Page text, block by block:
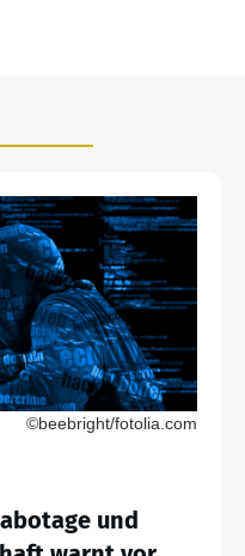
©beebright/fotolia.com
und